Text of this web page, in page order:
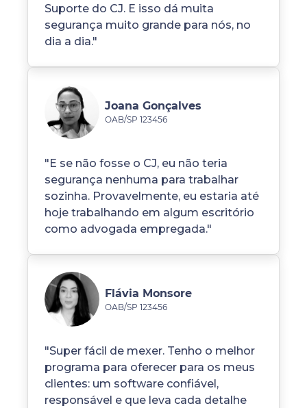
Suporte do CJ. E isso dá muita
segurança muito grande para nós, no
dia a dia."
Joana Gonçalves
OAB/SP 123456
"E se não fosse o CJ, eu não teria
segurança nenhuma para trabalhar
sozinha. Provavelmente, eu estaria até
hoje trabalhando em algum escritório
como advogada empregada."
Flávia Monsore
OAB/SP 123456
"Super fácil de mexer. Tenho o melhor
programa para oferecer para os meus
clientes: um software confiável,
responsável e que leva cada detalhe